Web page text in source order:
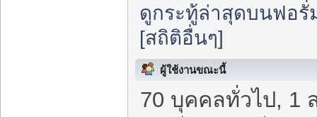
ดูกระทู้ล่าสุดบนฟอรั่
[สถิติอื่นๆ]
ผู้ใช้งานขณะนี้
70 บุคคลทั่วไป, 1